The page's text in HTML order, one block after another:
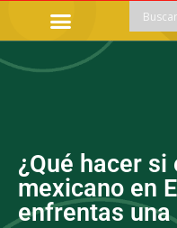
¿Qué hacer
mexicano en
enfrentas una